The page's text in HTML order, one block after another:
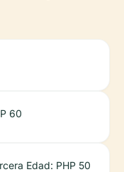
60
Edad: PHP 50